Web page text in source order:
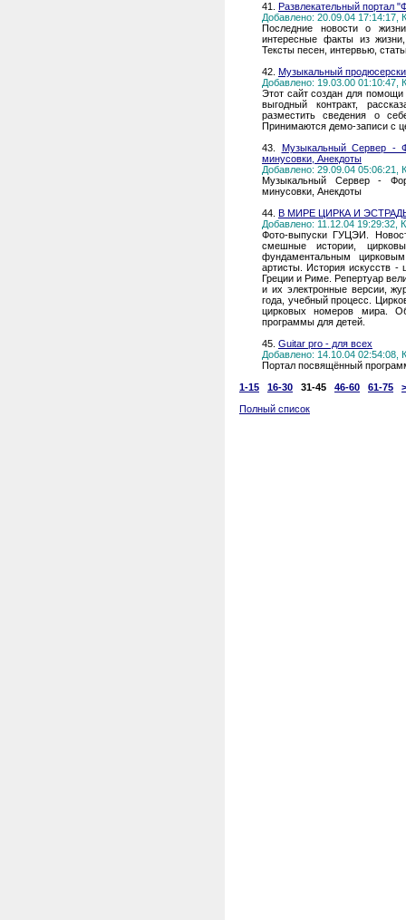
41. Развлекательный портал
Добавлено: 20.09.04 17:14:17,
Последние новости о
интересные факты из
Тексты песен, интервью,
42. Музыкальный
Добавлено: 19.03.00 01:10:47,
Этот сайт создан для помощи
выгодный контракт,
разместить сведения о
Принимаются демо-записи с
43. Музыкальный Сервер -
минусовки, Анекдоты
Добавлено: 29.09.04 05:06:21,
Музыкальный Сервер -
минусовки, Анекдоты
44. В МИРЕ ЦИРКА И
Добавлено: 11.12.04 19:29:32,
Фото-выпуски ГУЦЭИ.
смешные истории,
фундаментальным
артисты. История искусств -
Греции и Риме. Репертуар
и их электронные версии,
года, учебный процесс.
цирковых номеров мира.
программы для детей.
45. Guitar pro - для всех
Добавлено: 14.10.04 02:54:08,
Портал посвящённый
1-15
16-30 31-45 46-60 61-75
Полный список